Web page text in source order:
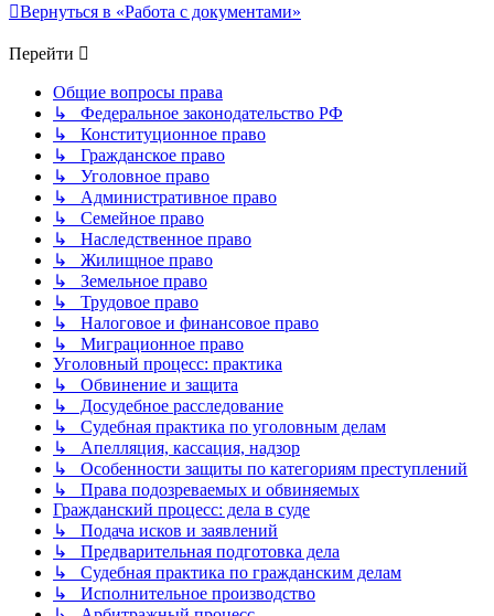
Вернуться в «Работа с документами»
Перейти
Общие вопросы права
↳ Федеральное законодательство РФ
↳ Конституционное право
↳ Гражданское право
↳ Уголовное право
↳ Административное право
↳ Семейное право
↳ Наследственное право
↳ Жилищное право
↳ Земельное право
↳ Трудовое право
↳ Налоговое и финансовое право
↳ Миграционное право
Уголовный процесс: практика
↳ Обвинение и защита
↳ Досудебное расследование
↳ Судебная практика по уголовным делам
↳ Апелляция, кассация, надзор
↳ Особенности защиты по категориям преступлений
↳ Права подозреваемых и обвиняемых
Гражданский процесс: дела в суде
↳ Подача исков и заявлений
↳ Предварительная подготовка дела
↳ Судебная практика по гражданским делам
↳ Исполнительное производство